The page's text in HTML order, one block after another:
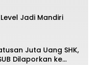
Jadi Mandiri
Juta Uang SHK,
Dilaporkan ke